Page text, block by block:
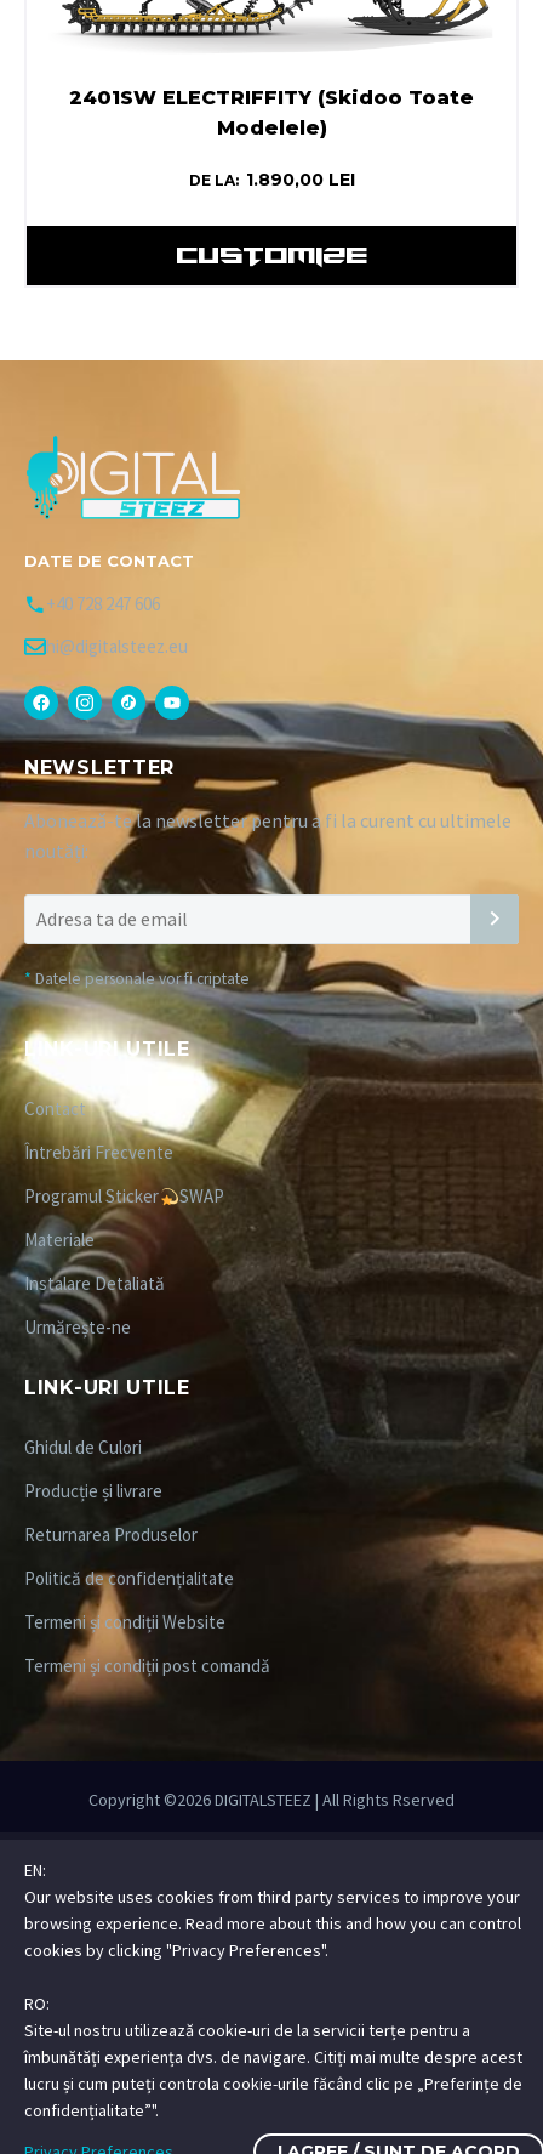
2401SW ELECTRIFFITY (Skidoo Toate
Modelele)
DE LA: 1.890,00 LEI
CUSTOMIZE
DATE DE CONTACT
+40 728 247 606
hi@digitalsteez.eu
NEWSLETTER
Abonează-te la newsletter pentru a fi la curent cu ultimele
noutăți:
* Datele personale vor fi criptate
LINK-URI UTILE
Contact
Întrebări Frecvente
Programul Sticker
SWAP
Materiale
Instalare Detaliată
Urmărește-ne
LINK-URI UTILE
Ghidul de Culori
Producție și livrare
Returnarea Produselor
Politică de confidențialitate
Termeni și condiții Website
Termeni și condiții post comandă
Copyright ©2026DIGITALSTEEZ | All Rights Rserved
EN:
Our website uses cookies from third party services to improve your
browsing experience. Read more about this and how you can control
cookies by clicking "Privacy Preferences".
RO:
Site-ul nostru utilizează cookie-uri de la servicii terțe pentru a
îmbunătăți experiența dvs. de navigare. Citiți mai multe despre acest
lucru și cum puteți controla cookie-urile făcând clic pe „Preferințe de
confidențialitate”".